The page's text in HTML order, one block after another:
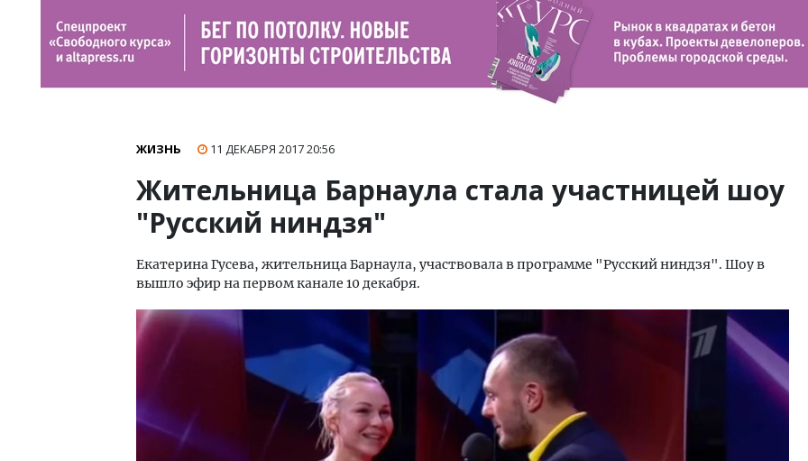
ЖИЗНЬ 11 ДЕКАБРЯ 201720:56
Жительница Барнаула стала участницей шоу
"Русский ниндзя"
Екатерина Гусева, жительница Барнаула, участвовала в программе "Русский ниндзя". Шоу в
вышло эфир на первом канале 10 декабря.